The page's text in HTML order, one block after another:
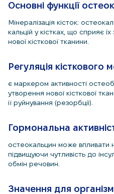
Основні функції
Мінералізація кісток:
кальцій у кістках, що сприяє
нової кісткової тканини.
Регуляція кісткового
є маркером активності
утворення нової кісткової
її руйнування (резорбції).
Гормональна
остеокальцин може впливати
підвищуючи чутливість до
обмін речовин.
Значення для